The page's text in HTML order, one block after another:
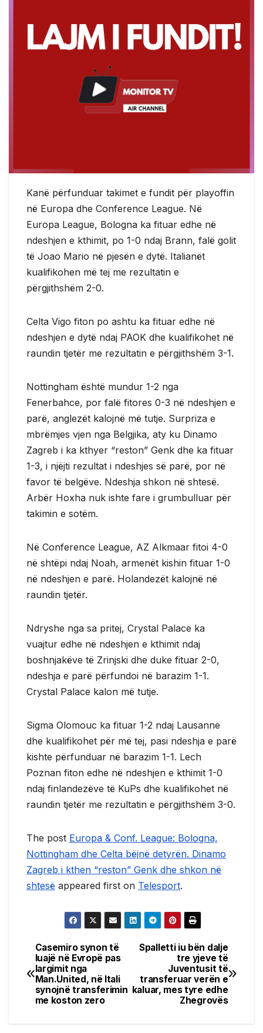
Kanë përfunduar takimet e fundit për playoffin
në Europa dhe Conference League. Në
Europa League, Bologna ka fituar edhe në
ndeshjen e kthimit, po 1-0 ndaj Brann, falë golit
të Joao Mario në pjesën e dytë. Italianët
kualifikohen më tej me rezultatin e
përgjithshëm 2-0.
Celta Vigo fiton po ashtu ka fituar edhe në
ndeshjen e dytë ndaj PAOK dhe kualifikohet në
raundin tjetër me rezultatin e përgjithshëm 3-1.
Nottingham është mundur 1-2 nga
Fenerbahce, por falë fitores 0-3 në ndeshjen e
parë, anglezët kalojnë më tutje. Surpriza e
mbrëmjes vjen nga Belgjika, aty ku Dinamo
Zagreb i ka kthyer “reston” Genk dhe ka fituar
1-3, i njëjti rezultat i ndeshjes së parë, por në
favor të belgëve. Ndeshja shkon në shtesë.
Arbër Hoxha nuk ishte fare i grumbulluar për
takimin e sotëm.
Në Conference League, AZ Alkmaar fitoi 4-0
në shtëpi ndaj Noah, armenët kishin fituar 1-0
në ndeshjen e parë. Holandezët kalojnë në
raundin tjetër.
Ndryshe nga sa pritej, Crystal Palace ka
vuajtur edhe në ndeshjen e kthimit ndaj
boshnjakëve të Zrinjski dhe duke fituar 2-0,
ndeshja e parë përfundoi në barazim 1-1.
Crystal Palace kalon më tutje.
Sigma Olomouc ka fituar 1-2 ndaj Lausanne
dhe kualifikohet për më tej, pasi ndeshja e parë
kishte përfunduar në barazim 1-1. Lech
Poznan fiton edhe në ndeshjen e kthimit 1-0
ndaj finlandezëve të KuPs dhe kualifikohet në
raundin tjetër me rezultatin e përgjithshëm 3-0.
The post Europa & Conf. League: Bologna,
Nottingham dhe Celta bëjnë detyrën. Dinamo
Zagreb i kthen “reston” Genk dhe shkon në
shtesë appeared first on Telesport.
Post
navigation
Spalletti iu bën dalje
tre yjeve të
Juventusit të
transferuar verën e
kaluar, mes tyre edhe
Zhegrovës
Casemiro synon të
luajë në Evropë pas
largimit nga
Man.United, në Itali
synojnë transferimin
me koston zero